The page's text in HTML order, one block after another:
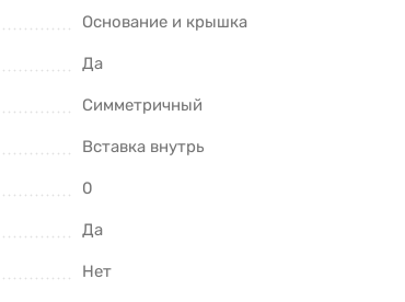
Основание и крышка
Да
Симметричный
Вставка внутрь
0
Да
Нет